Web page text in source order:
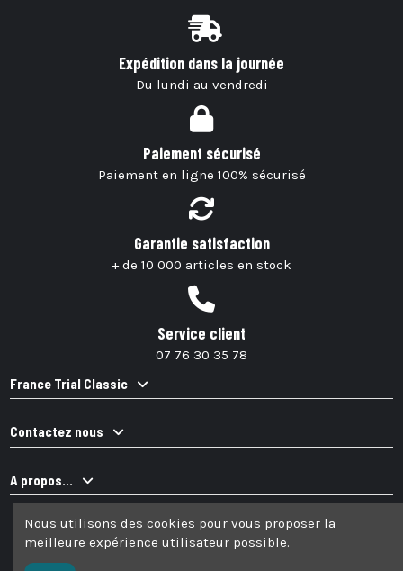
Expédition dans la journée
Du lundi au vendredi
Paiement sécurisé
Paiement en ligne 100% sécurisé
Garantie satisfaction
+ de 10 000 articles en stock
Service client
07 76 30 35 78
France Trial Classic
Contactez nous
A propos...
Nous utilisons des cookies pour vous proposer la
meilleure expérience utilisateur possible.